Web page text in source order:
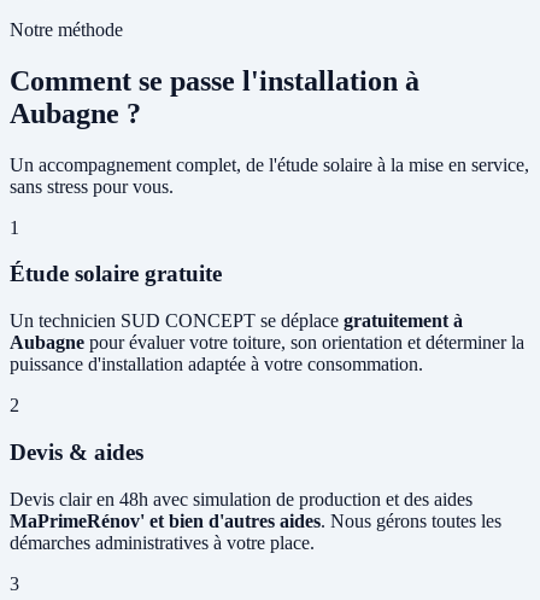
Notre méthode
Comment se passe l'installation à
Aubagne ?
Un accompagnement complet, de l'étude solaire à la mise en service,
sans stress pour vous.
1
Étude solaire gratuite
Un technicien SUD CONCEPT se déplace gratuitement à
Aubagne pour évaluer votre toiture, son orientation et déterminer la
puissance d'installation adaptée à votre consommation.
2
Devis & aides
Devis clair en 48h avec simulation de production et des aides
MaPrimeRénov' et bien d'autres aides. Nous gérons toutes les
démarches administratives à votre place.
3